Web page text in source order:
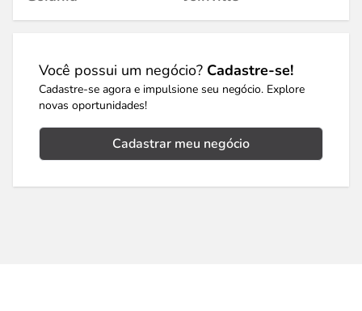
Você possui um negócio? Cadastre-se!
Cadastre-se agora e impulsione seu negócio. Explore
novas oportunidades!
Cadastrar meu negócio